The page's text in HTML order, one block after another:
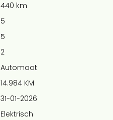
440 km
5
5
2
Automaat
14.984 KM
31-01-2026
Elektrisch